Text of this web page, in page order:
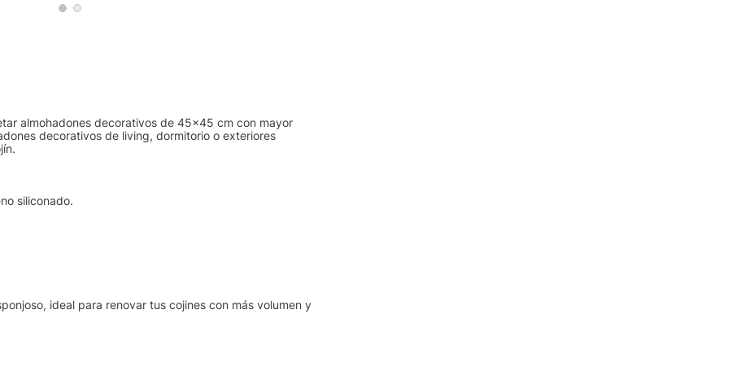
almohadones decorativos de 45x45 cm con mayor
decorativos de living, dormitorio o exteriores
siliconado.
ideal para renovar tus cojines con más volumen y